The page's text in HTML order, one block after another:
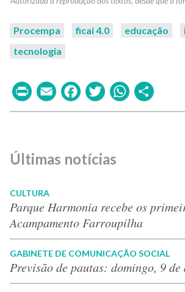
Procempa ficai 4.0 educação
tecnologia
PrintEmailFacebook
Twitter
Últimas notícias
CULTURA
Parque Harmonia recebe os
Acampamento Farroupilha
GABINETE DE COMUNICAÇÃO SOCIAL
Previsão de pautas: domingo, 9 de